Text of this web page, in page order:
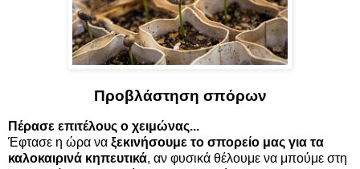
Προβλάστηση σπόρων
Πέρασε επιτέλους ο χειμώνας...
Έφτασε η ώρα να ξεκινήσουμε το σπορείο μας για τα
καλοκαιρινά κηπευτικά, αν φυσικά θέλουμε να μπούμε στη